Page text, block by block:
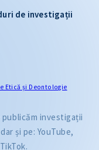
de investigații
Etică și Deontologie
investigații
și pe: YouTube,